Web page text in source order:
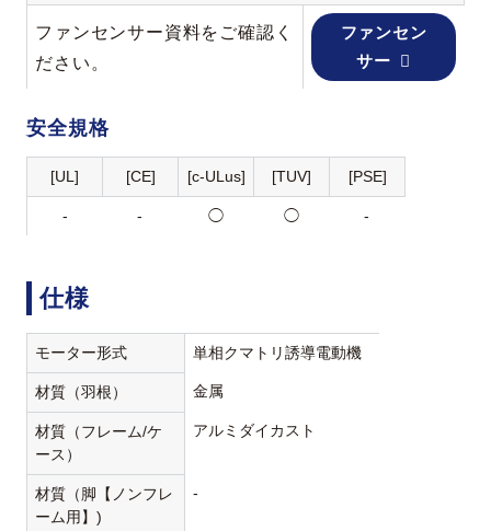
ファンセンサー資料をご確認く
ださい。
ファンセン
サー
安全規格
[UL] [CE] [c-ULus] [TUV] [PSE]
- - ◯ ◯ -
仕様
モーター形式 単相クマトリ誘導電動機
材質（羽根） 金属
材質（フレーム/ケ
ース）
アルミダイカスト
材質（脚【ノンフレ
ーム用】)
-